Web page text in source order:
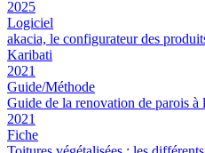
2025
Logiciel
akacia, le configurateur des
Karibati
2021
Guide/Méthode
Guide de la renovation de parois à
2021
Fiche